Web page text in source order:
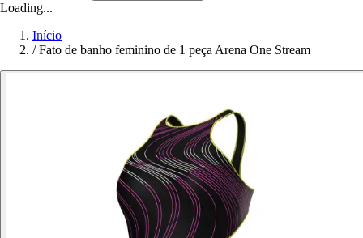
Loading...
Início
/ Fato de banho feminino de 1 peça Arena One Stream